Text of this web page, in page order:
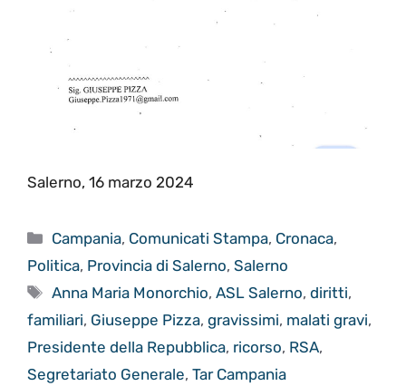
Salerno, 16 marzo 2024
Categorie
Campania, Comunicati Stampa, Cronaca,
Politica, Provincia di Salerno, Salerno
Tag
Anna Maria Monorchio,ASL Salerno,diritti,
familiari, Giuseppe Pizza, gravissimi, malati gravi,
Presidente della Repubblica, ricorso, RSA,
Segretariato Generale, Tar Campania